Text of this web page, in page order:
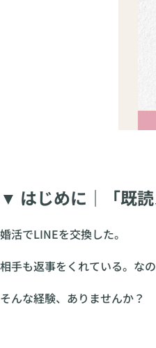
▼ はじめに｜「既
婚活でLINEを交換した。
相手も返事をくれている。な
そんな経験、ありませんか？